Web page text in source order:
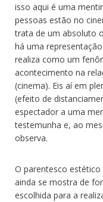
isso aqui é uma
pessoas estão no
trata de um absoluto
há uma
realiza como um
acontecimento na
(cinema). Eis aí em
(efeito de
espectador a uma
testemunha e, ao
observa.
O parentesco
ainda se mostra de
escolhida para a